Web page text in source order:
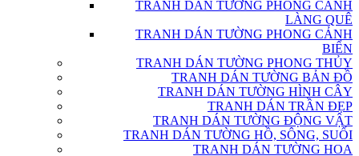
TRANH DÁN TƯỜNG PHONG CẢNH
LÀNG QUÊ
TRANH DÁN TƯỜNG PHONG CẢNH
BIỂN
TRANH DÁN TƯỜNG PHONG THỦY
TRANH DÁN TƯỜNG BẢN ĐỒ
TRANH DÁN TƯỜNG HÌNH CÂY
TRANH DÁN TRẦN ĐẸP
TRANH DÁN TƯỜNG ĐỘNG VẬT
TRANH DÁN TƯỜNG HỒ, SÔNG, SUỐI
TRANH DÁN TƯỜNG HOA